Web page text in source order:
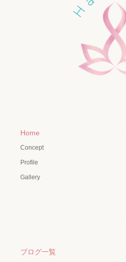
Home
Concept
Profile
Gallery
ブログ一覧